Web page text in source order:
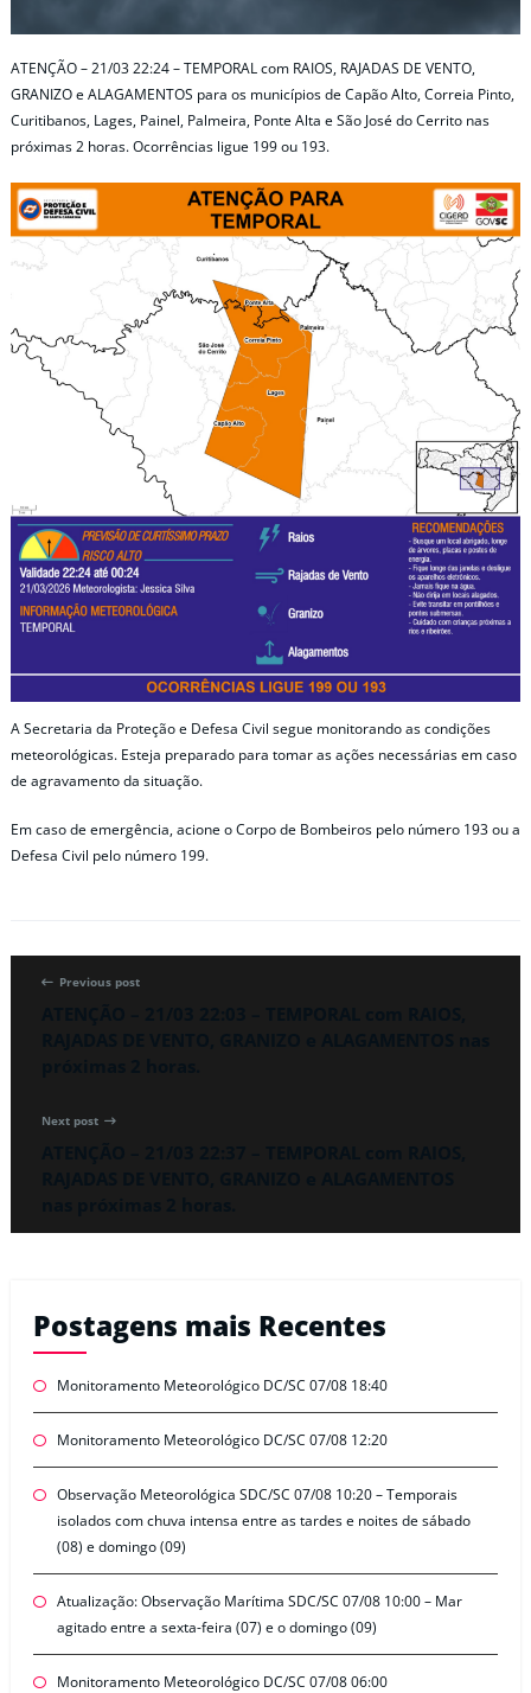
ATENÇÃO – 21/03 22:24 – TEMPORAL com RAIOS, RAJADAS DE VENTO,
GRANIZO e ALAGAMENTOS para os municípios de Capão Alto, Correia Pinto,
Curitibanos, Lages, Painel, Palmeira, Ponte Alta e São José do Cerrito nas
próximas 2 horas. Ocorrências ligue 199 ou 193.
A Secretaria da Proteção e Defesa Civil segue monitorando as condições
meteorológicas. Esteja preparado para tomar as ações necessárias em caso
de agravamento da situação.
Em caso de emergência, acione o Corpo de Bombeiros pelo número 193 ou a
Defesa Civil pelo número 199.
Previous post
Next post
Postagens mais Recentes
Monitoramento Meteorológico DC/SC 07/08 18:40
Monitoramento Meteorológico DC/SC 07/08 12:20
Observação Meteorológica SDC/SC 07/08 10:20 – Temporais
isolados com chuva intensa entre as tardes e noites de sábado
(08) e domingo (09)
Atualização: Observação Marítima SDC/SC 07/08 10:00 – Mar
agitado entre a sexta-feira (07) e o domingo (09)
Monitoramento Meteorológico DC/SC 07/08 06:00